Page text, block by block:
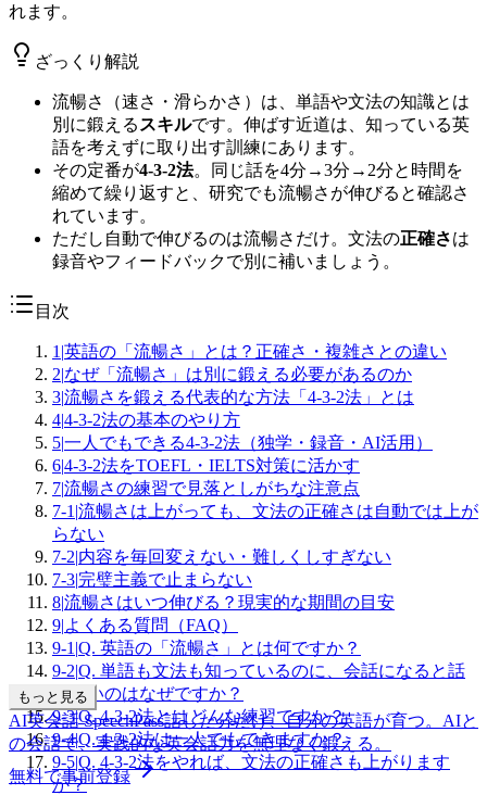
れます。
ざっくり解説
流暢さ（速さ・滑らかさ）は、単語や文法の知識とは
別に鍛える スキルです。伸ばす近道は、知っている英
語を考えずに取り出す訓練にあります。
その定番が4-3-2法。同じ話を4分→3分→2分と時間を
縮めて繰り返すと、研究でも流暢さが伸びると確認さ
れています。
ただし自動で伸びるのは流暢さだけ。文法の正確さは
録音やフィードバックで別に補いましょう。
目次
1 |英語の「流暢さ」とは？正確さ・複雑さとの違い
2|なぜ「流暢さ」は別に鍛える必要があるのか
3|流暢さを鍛える代表的な方法「4-3-2法」とは
4|4-3-2法の基本のやり方
5|一人でもできる4-3-2法（独学・録音・AI活用）
6|4-3-2法をTOEFL・IELTS対策に活かす
7|流暢さの練習で見落としがちな注意点
7-1 |流暢さは上がっても、文法の正確さは自動では上が
らない
7-2|内容を毎回変えない・難しくしすぎない
7-3|完璧主義で止まらない
8|流暢さはいつ伸びる？現実的な期間の目安
9|よくある質問（FAQ）
9-1 |Q. 英語の「流暢さ」とは何ですか？
9-2|Q. 単語も文法も知っているのに、会話になると話
せないのはなぜですか？
9-3|Q. 4-3-2法とはどんな練習ですか？
9-4|Q. 4-3-2法は一人でもできますか？
9-5|Q. 4-3-2法をやれば、文法の正確さも上がります
か？
もっと見る
AI英会話 SpeechPass話した分だけ、自分の英語が育つ。 AIと
の会話で、実践的な英会話力を無理なく鍛える。
無料で事前登録